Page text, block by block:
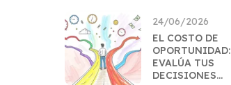
24/06/2026
EL COSTO DE
OPORTUNIDAD:
EVALÚA TUS
DECISIONES